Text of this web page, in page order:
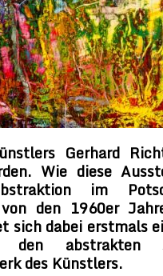
Gerhard
Wie diese
im
den 1960er
sich dabei erstmals
den abstrakten
des Künstlers.